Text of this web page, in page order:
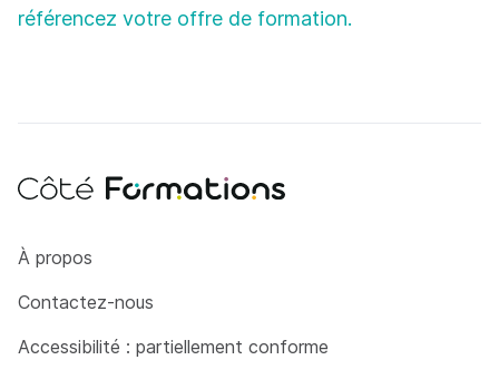
référencez votre offre de formation.
Côté Formations
À propos
Contactez-nous
Accessibilité : partiellement conforme